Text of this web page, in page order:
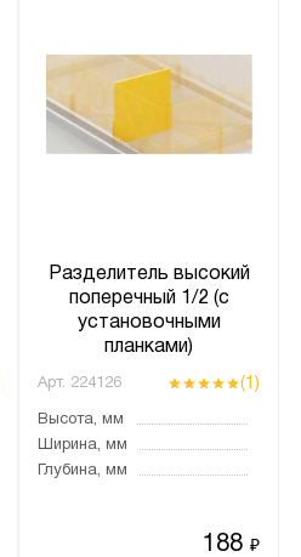
Разделитель высокий
поперечный 1/2 (с
установочными
планками)
Арт. 224126 (1)
Высота, мм
Ширина, мм
Глубина, мм
188₽